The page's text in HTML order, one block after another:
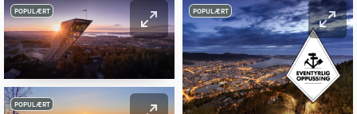
POPULÆRT POPULÆRT
POPULÆRT